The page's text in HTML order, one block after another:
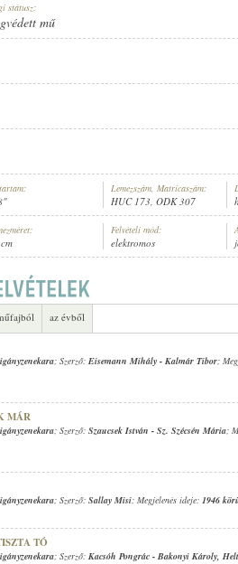
JENŐ CIGÁNYZENEKARA
státusz:
mű
Lemezszám, Matricaszám:
HUC 173, ODK 307
Felvételi mód:
elektromos
az évből
; Szerző: Eisemann Mihály - Kalmár Tibor;
MÁR
; Szerző: Szaucsek István - Sz. Szécsén Mária;
; Szerző: Sallay Misi; Megjelenés ideje: 1946
TÓ
; Szerző: Kacsóh Pongrác - Bakonyi Károly,